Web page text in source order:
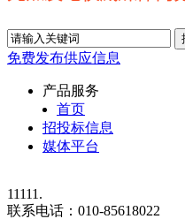
免费发布供应信息
产品服务
首页
招投标信息
媒体平台
11111.
联系电话： 010-85618022